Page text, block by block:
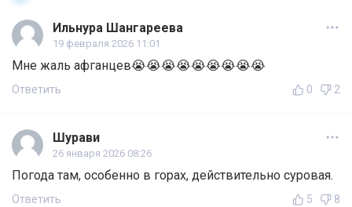
Ильнура Шангареева
19 февраля 2026 11:01
Мне жаль афганцев😭😭😭😭😭😭😭😭😭
Ответить 0 2
Шурави
26 января 2026 08:26
Погода там, особенно в горах, действительно суровая.
Ответить 5 8